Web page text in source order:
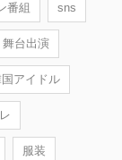
番組 sns
舞台出演
アイドル
服装